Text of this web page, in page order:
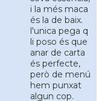
i la més maca
és la de baix.
l'unica pega q
li poso és que
anar de carta
és perfecte,
però de menú
hem punxat
algun cop.